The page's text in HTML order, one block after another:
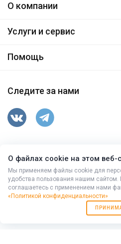
О компании
Услуги и сервис
Помощь
Следите за нами
ул.Гусева,15
© 2026. Все права защищены.
+7
Мибок:
О файлах cookie на этом веб-
Мы применяем файлы cookie для
удобства пользования нашим
соглашаетесь с применением нами
«Политикой конфиденциальности»